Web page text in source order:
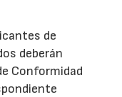
de
deberán
Conformidad